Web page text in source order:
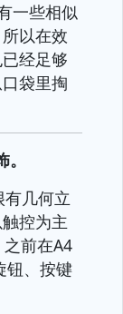
一些相似
以在效
经足够
袋里掏
有几何立
控为主
前在A4
钮、按键